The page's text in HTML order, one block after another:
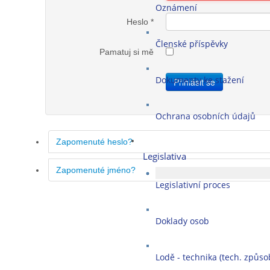
Oznámení
Členské příspěvky
Dokumenty ke stažení
Ochrana osobních údajů
Legislativa
Legislativní proces
Doklady osob
Lodě - technika (tech.
Heslo*
Pamatuj si mě
Přihlásit se
Zapomenuté heslo?
Zapomenuté jméno?